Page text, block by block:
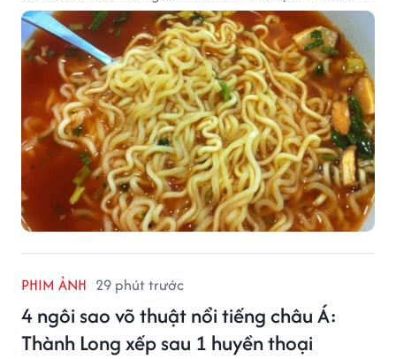
mất cân đối.
PHIM ẢNH 29 phút trước
4 ngôi sao võ thuật nổi tiếng châu Á:
Thành Long xếp sau 1 huyền thoại